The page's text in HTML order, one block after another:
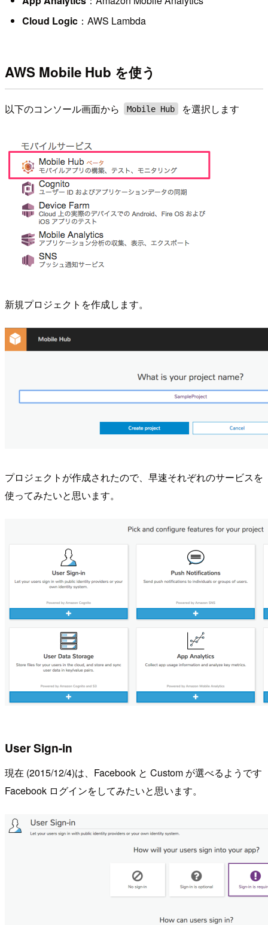
Cloud Logic：AWS Lambda
AWS Mobile Hub を使う
以下のコンソール画面から Mobile Hub を選択します
新規プロジェクトを作成します。
プロジェクトが作成されたので、早速それぞれのサービスを
使ってみたいと思います。
User Sign-in
現在 (2015/12/4)は、Facebook と Custom が選べるようです
Facebook ログインをしてみたいと思います。